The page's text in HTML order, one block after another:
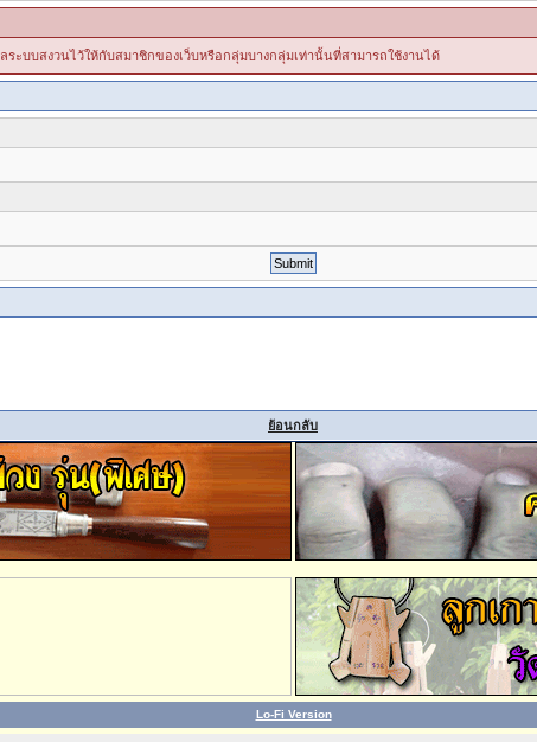
ะบบสงวนไว้ให้กับสมาชิกของเว็บหรือกลุ่มบางกลุ่มเท่านั้นที่สามารถใช้งานได้
ย้อนกลับ
Lo-Fi Version